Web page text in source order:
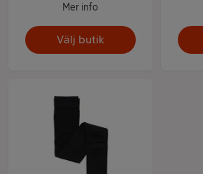
Mer info
Välj butik